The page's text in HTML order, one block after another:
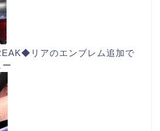
リアのエンブレム追加で